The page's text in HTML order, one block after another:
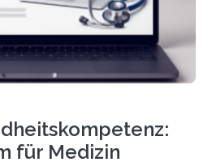
für Medizin